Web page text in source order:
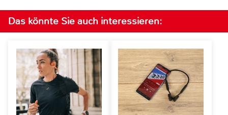
Das könnte Sie auch interessieren: